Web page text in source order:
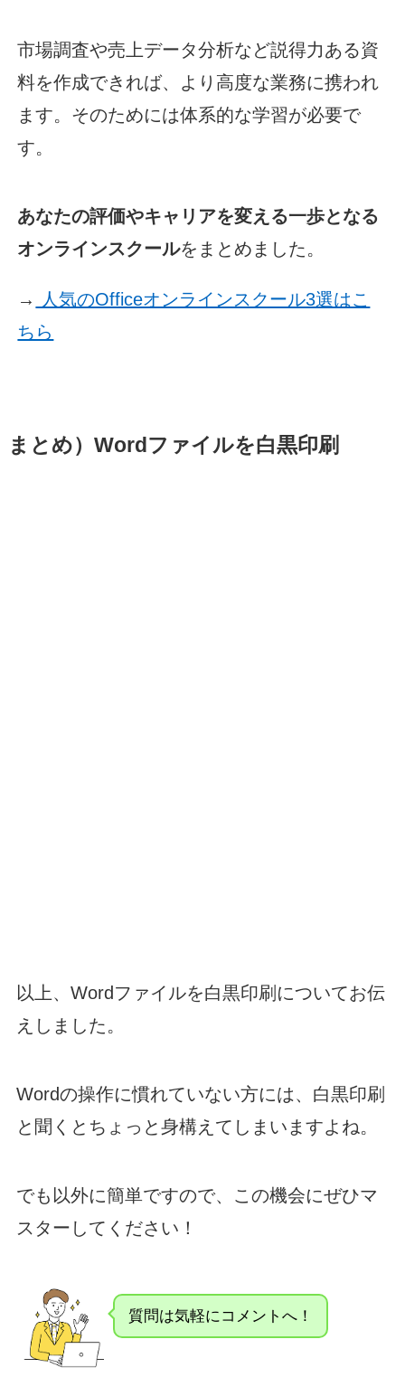
市場調査や売上データ分析など説得力ある資
料を作成できれば、より高度な業務に携われ
ます。そのためには体系的な学習が必要で
す。
あなたの評価やキャリアを変える一歩となる
オンラインスクールをまとめました。
→ 人気のOfficeオンラインスクール3選はこ
ちら
まとめ）Wordファイルを白黒印刷
以上、Wordファイルを白黒印刷についてお伝
えしました。
Wordの操作に慣れていない方には、白黒印刷
と聞くとちょっと身構えてしまいますよね。
でも以外に簡単ですので、この機会にぜひマ
スターしてください！
質問は気軽にコメントへ！